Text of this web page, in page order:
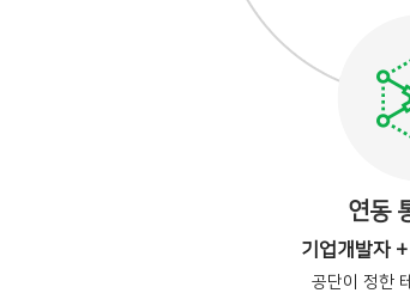
연동
기업개발자
공단이 정한